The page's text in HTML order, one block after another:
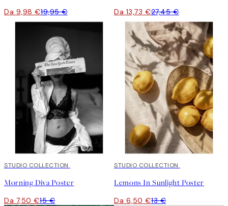
Da 9,98 €19,95 € Da 13,73 €27,45 €
50%*
STUDIO COLLECTION
Morning Diva Poster
Da 7,50 €15 €
50%*
STUDIO COLLECTION
Lemons In Sunlight Poster
Da 6,50 €13 €